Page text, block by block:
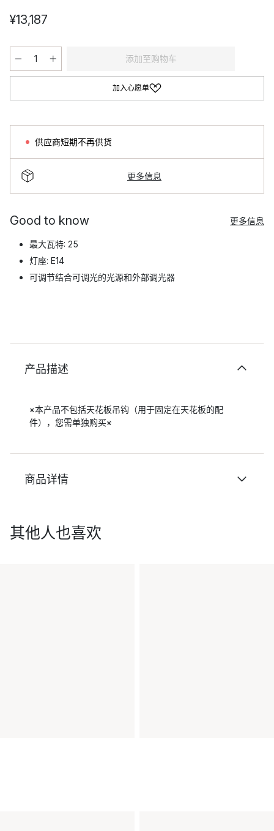
¥13,187
添加至购物车
加入心愿单
供应商短期不再供货
更多信息
Good to know 更多信息
最大瓦特: 25
灯座: E14
可调节结合可调光的光源和外部调光器
产品描述
※本产品不包括天花板吊钩（用于固定在天花板的配
件），您需单独购买※
商品详情
其他人也喜欢